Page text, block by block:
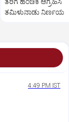
ತಮಿಳುನಾಡು ನಿರ್ಣಯ
4:49 PM IST